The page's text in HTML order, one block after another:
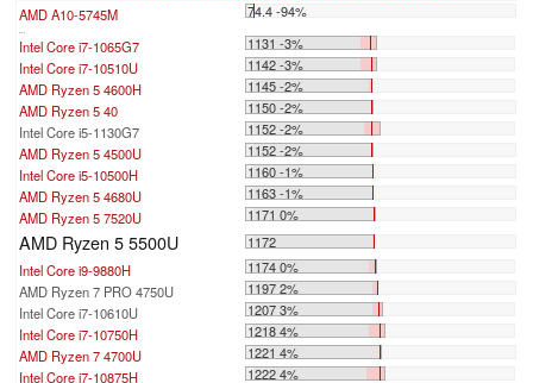
AMD A10-5745M 74.4 -94%
...
Intel Core i7-1065G7
1131 -3%
Intel Core i7-10510U
1142 -3%
AMD Ryzen 5 4600H
1145 -2%
AMD Ryzen 5 40
1150 -2%
Intel Core i5-1130G7
1152 -2%
AMD Ryzen 5 4500U
1152 -2%
Intel Core i5-10500H
1160 -1%
AMD Ryzen 5 4680U
1163 -1%
AMD Ryzen 5 7520U
1171 0%
AMD Ryzen 5 5500U
1172
Intel Core i9-9880H
1174 0%
AMD Ryzen 7 PRO 4750U
1197 2%
Intel Core i7-10610U
1207 3%
Intel Core i7-10750H
1218 4%
AMD Ryzen 7 4700U
1221 4%
Intel Core i7-10875H
1222 4%